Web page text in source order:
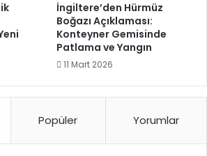
İngiltere’den Hürmüz
Boğazı Açıklaması:
Konteyner Gemisinde
Patlama ve Yangın
11 Mart 2026
Popüler Yorumlar